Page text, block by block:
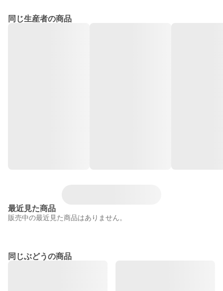
同じ生産者の商品
最近見た商品
販売中の最近見た商品はありません。
同じぶどうの商品